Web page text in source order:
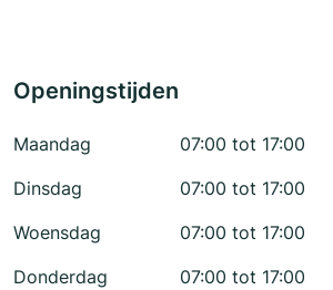
Openingstijden
Maandag
07:00 tot 17:00
Dinsdag
07:00 tot 17:00
Woensdag
07:00 tot 17:00
Donderdag
07:00 tot 17:00